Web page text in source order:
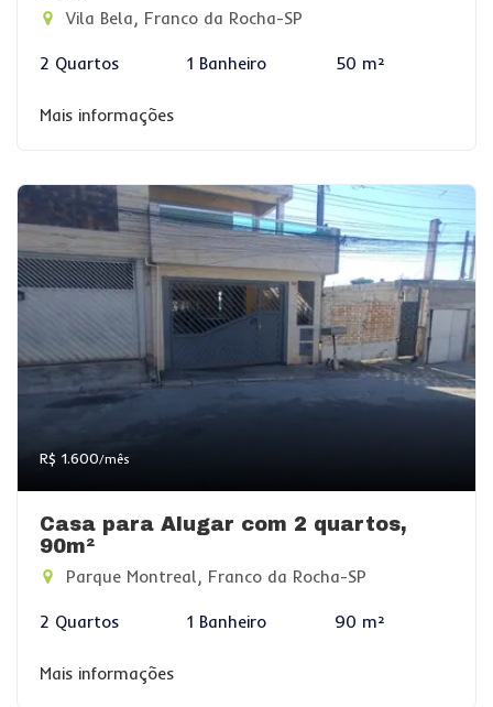
Vila Bela, Franco da Rocha-SP
2 Quartos 1 Banheiro 50 m²
Mais informações
R$ 1.600/mês
Casa para Alugar com 2 quartos,
90m²
Parque Montreal, Franco da Rocha-SP
2 Quartos 1 Banheiro 90 m²
Mais informações